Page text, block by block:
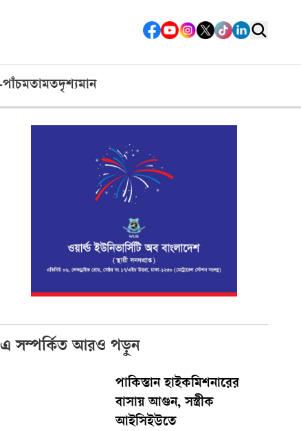
মতামতদৃশ্যমান
এ সম্পর্কিত আরও পড়ুন
পাকিস্তান হাইকমিশনারের
বাসায় আগুন, সস্ত্রীক
আইসিইউতে